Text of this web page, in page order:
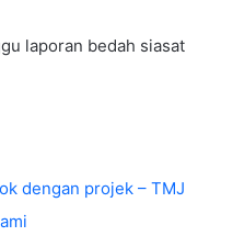
laporan bedah siasat
dengan projek – TMJ